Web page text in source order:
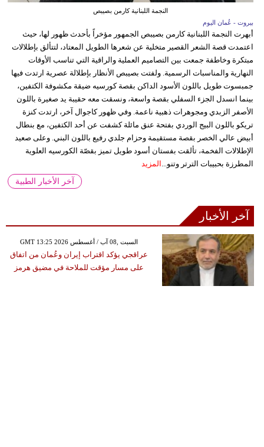
النجمة اللبنانية كارمن بصيبص
بيروت - عُمان اليوم
أبهرت النجمة اللبنانية كارمن بصيبص الجمهور مؤخراً بأحدث ظهور لها، حيث
اعتمدت قصة الشعر القصير متخلية عن شعرها الطويل المعتاد، لتتألق بإطلالات
مبتكرة وخاطفة جمعت بين التصاميم العملية والراقية التي تناسب الأوقات
النهارية والمناسبات الرسمية. ولفتت بصيبص الأنظار بإطلالة عصرية ارتدت فيها
جمبسوت طويل باللون الأسود الداكن بقصة كورسيه ضيقة مكشوفة الكتفين،
بينما انسدل الجزء السفلي بقصة واسعة، ونسقت معه حقيبة يد صغيرة باللون
الأصفر الزبدي ومجوهرات ذهبية ناعمة. وفي ظهور كاجوال آخر، ارتدت كنزة
تريكو باللون البيج الوردي بفتحة عنق مائلة كشفت عن أحد الكتفين، مع بنطال
أبيض عالي الخصر بقصة مستقيمة وحزام جلدي رفيع باللون البني. وعلى صعيد
الإطلالات الفخمة، تألقت بفستان أسود طويل تميز بقصّة الكورسيه العلوية
المطرزة بحبيبات الترتر وتنو... المزيد
آخر الأخبار الطبية
آخر الأخبار
GMT 13:25 2026 السبت ,08 آب / أغسطس
عراقجي يؤكد اقتراب إيران وعُمان من اتفاق
على مسار مؤقت للملاحة في مضيق هرمز